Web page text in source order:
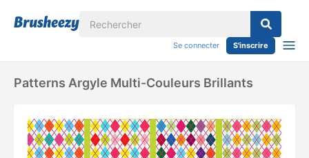
Se connecter S'inscrire
Patterns Argyle Multi-Couleurs Brillants